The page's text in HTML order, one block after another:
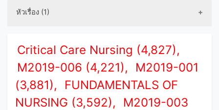
หัวเรื่อง (1)
Critical Care Nursing (4,827),
M2019-006 (4,221),
M2019-001
(3,881),
FUNDAMENTALS OF
NURSING (3,592),
M2019-003